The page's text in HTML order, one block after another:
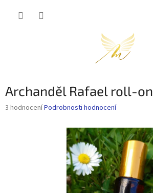
Archanděl Rafael roll-on
Průměrné
3 hodnoceníPodrobnosti hodnocení